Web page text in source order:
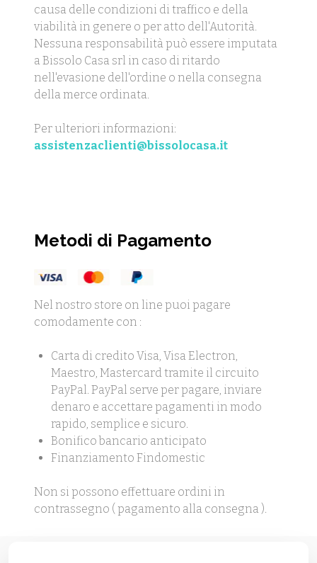
causa delle condizioni di traffico e della
viabilità in genere o per atto dell'Autorità.
Nessuna responsabilità può essere imputata
a Bissolo Casa srl in caso di ritardo
nell'evasione dell'ordine o nella consegna
della merce ordinata.
Per ulteriori informazioni:
assistenzaclienti@bissolocasa.it
Metodi di Pagamento
Nel nostro store on line puoi pagare
comodamente con :
Carta di credito Visa, Visa Electron,
Maestro, Mastercard tramite il circuito
PayPal. PayPal serve per pagare, inviare
denaro e accettare pagamenti in modo
rapido, semplice e sicuro.
Bonifico bancario anticipato
Finanziamento Findomestic
Non si possono effettuare ordini in
contrassegno ( pagamento alla consegna ).